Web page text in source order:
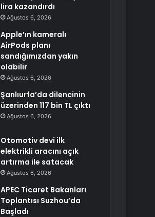
lira kazandırdı
Ağustos 6, 2026
Apple’ın kameralı
AirPods planı
sandığımızdan yakın
olabilir
Ağustos 6, 2026
Şanlıurfa’da dilencinin
üzerinden 117 bin TL çıktı
Ağustos 6, 2026
Otomotiv devi ilk
elektrikli aracını açık
artırma ile satacak
Ağustos 6, 2026
APEC Ticaret Bakanları
Toplantısı Suzhou’da
Başladı